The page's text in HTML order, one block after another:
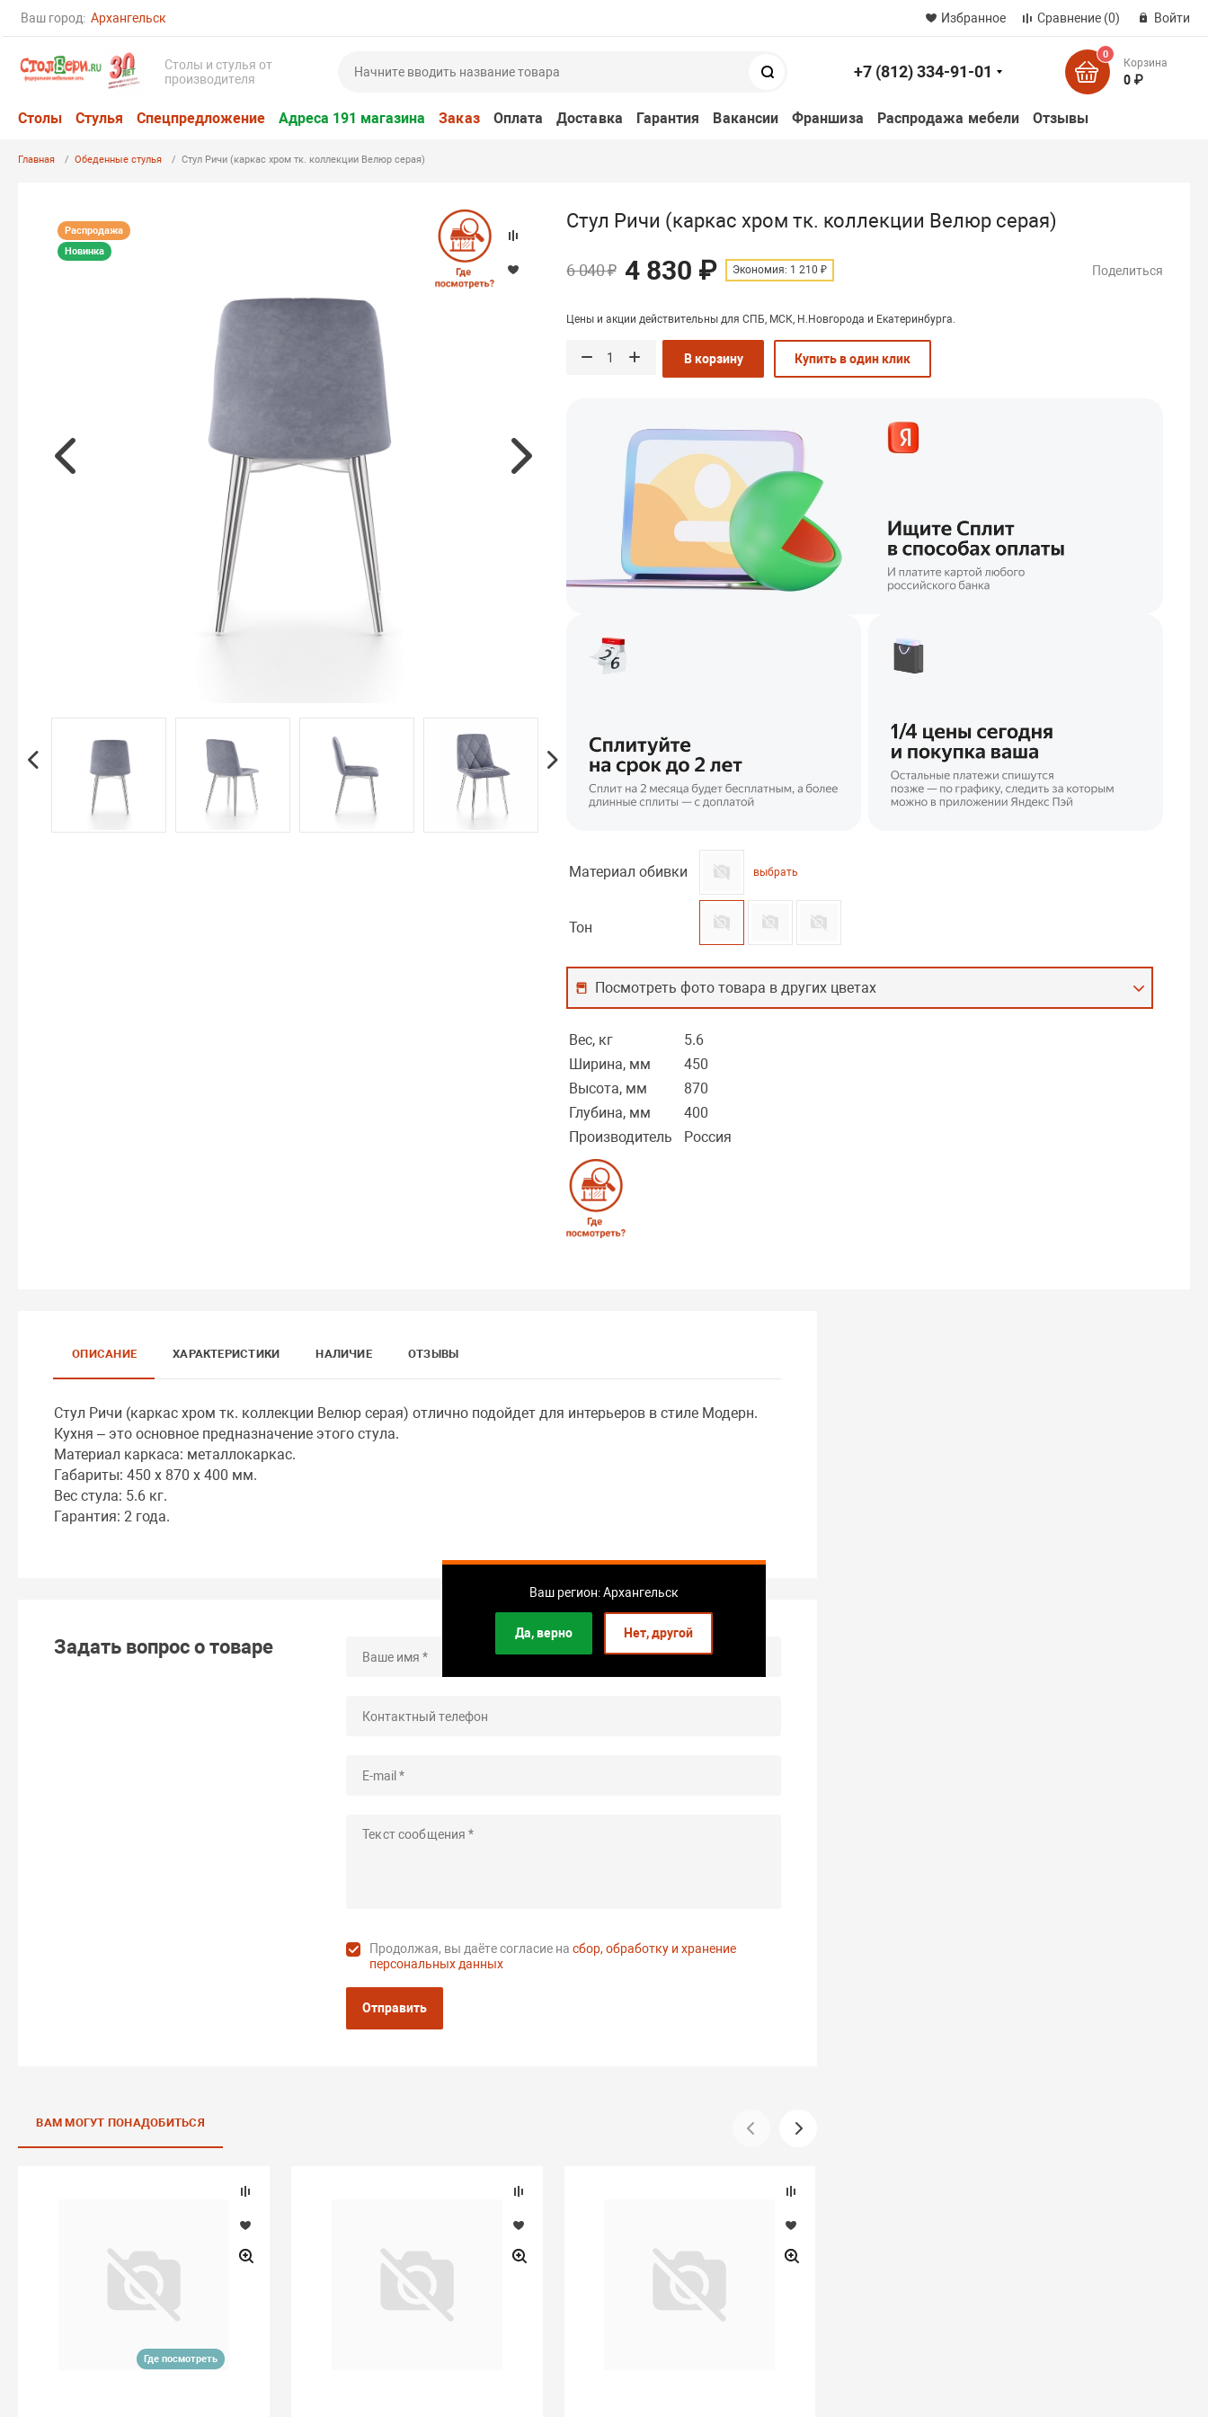
Ваш город: Архангельск
Ваш регион: Архангельск
Да, верно Нет, другой
Избранное Сравнение (0) Войти
Столы и стулья от
производителя
+7 (812) 334-91-01
0
Корзина
0 ₽
Столы Стулья Спецпредложение Адреса 191 магазина Заказ Оплата Доставка Гарантия Вакансии Франшиза Распродажа мебели Отзывы
Главная Обеденные стулья Стул Ричи (каркас хром тк. коллекции Велюр серая)
Распродажа
Новинка
Стул Ричи (каркас хром тк. коллекции Велюр серая)
6 040 ₽ 4 830 ₽ Экономия: 1 210 ₽ Поделиться
Цены и акции действительны для СПБ, МСК, Н.Новгорода и Екатеринбурга.
В корзину Купить в один клик
Материал обивки выбрать
Тон
Посмотреть фото товара в других цветах
Вес, кг
5.6
Ширина, мм
450
Высота, мм
870
Глубина, мм
400
Производитель
Россия
ОПИСАНИЕ ХАРАКТЕРИСТИКИ НАЛИЧИЕ ОТЗЫВЫ
Стул Ричи (каркас хром тк. коллекции Велюр серая) отлично подойдет для интерьеров в стиле Модерн.
Кухня – это основное предназначение этого стула.
Материал каркаса: металлокаркас.
Габариты: 450 x 870 x 400 мм.
Вес стула: 5.6 кг.
Гарантия: 2 года.
Задать вопрос о товаре
Продолжая, вы даёте согласие насбор, обработку и хранение
персональных данных
Отправить
ВАМ МОГУТ ПОНАДОБИТЬСЯ
Где посмотреть